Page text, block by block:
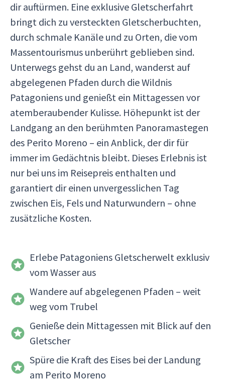
dir auftürmen. Eine exklusive Gletscherfahrt
bringt dich zu versteckten Gletscherbuchten,
durch schmale Kanäle und zu Orten, die vom
Massentourismus unberührt geblieben sind.
Unterwegs gehst du an Land, wanderst auf
abgelegenen Pfaden durch die Wildnis
Patagoniens und genießt ein Mittagessen vor
atemberaubender Kulisse. Höhepunkt ist der
Landgang an den berühmten Panoramastegen
des Perito Moreno – ein Anblick, der dir für
immer im Gedächtnis bleibt. Dieses Erlebnis ist
nur bei uns im Reisepreis enthalten und
garantiert dir einen unvergesslichen Tag
zwischen Eis, Fels und Naturwundern – ohne
zusätzliche Kosten.
Erlebe Patagoniens Gletscherwelt exklusiv
vom Wasser aus
Wandere auf abgelegenen Pfaden – weit
weg vom Trubel
Genieße dein Mittagessen mit Blick auf den
Gletscher
Spüre die Kraft des Eises bei der Landung
am Perito Moreno